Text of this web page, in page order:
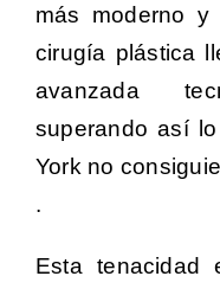
más moderno y
cirugía plástica
avanzada
superando así
York no
.
Esta tenacidad